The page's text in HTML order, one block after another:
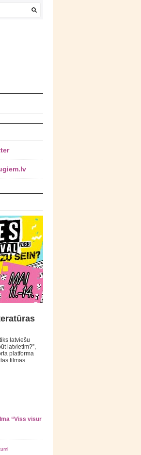
latviešu
latvietim?”,
platforma
filmas
“Viss visur